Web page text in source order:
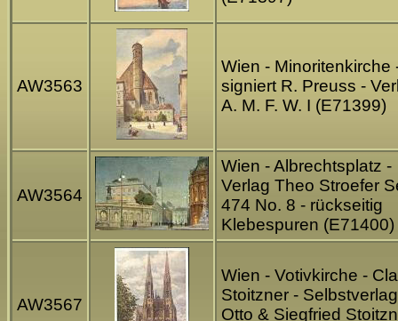
AW3563
Wien - Minoritenkirche
signiert R. Preuss -
A. M. F. W. I (E71399)
AW3564
Wien - Albrechtsplatz -
Verlag Theo Stroefer
474 No. 8 - rückseitig
Klebespuren (E71400)
AW3567
Wien - Votivkirche -
Stoitzner - Selbstverlag
Otto & Siegfried